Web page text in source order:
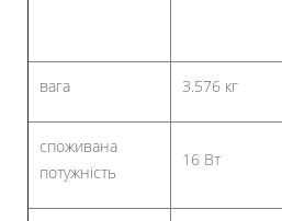
вага 3.576 кг
споживана
потужність
16 Вт